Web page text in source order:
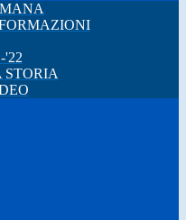
'22
STORIA